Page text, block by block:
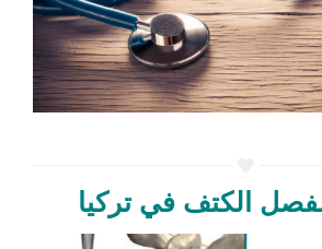
الكتف في تركيا